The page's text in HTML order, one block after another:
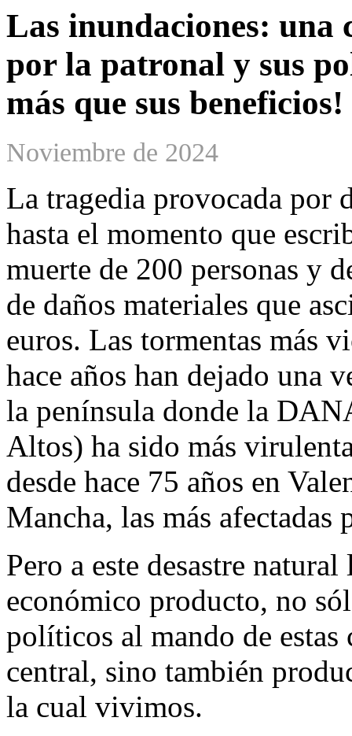
Las inundaciones: una
por la patronal y sus
más que sus beneficios!
Noviembre de 2024
La tragedia provocada por
hasta el momento que
muerte de 200 personas y
de daños materiales que
euros. Las tormentas más
hace años han dejado una
la península donde la
Altos) ha sido más
desde hace 75 años en
Mancha, las más afectadas
Pero a este desastre
económico producto, no
políticos al mando de
central, sino también
la cual vivimos.